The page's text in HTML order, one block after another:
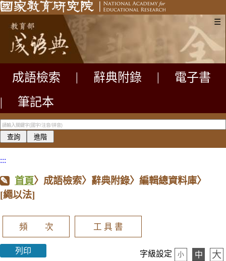
☰
成語檢索 辭典附錄
電子書
|
筆記本
:::
首頁〉成語檢索〉辭典附錄〉編輯總資料庫〉
[繩以法]
頻 次 工 具 書
列印 字級設定 小 中 大